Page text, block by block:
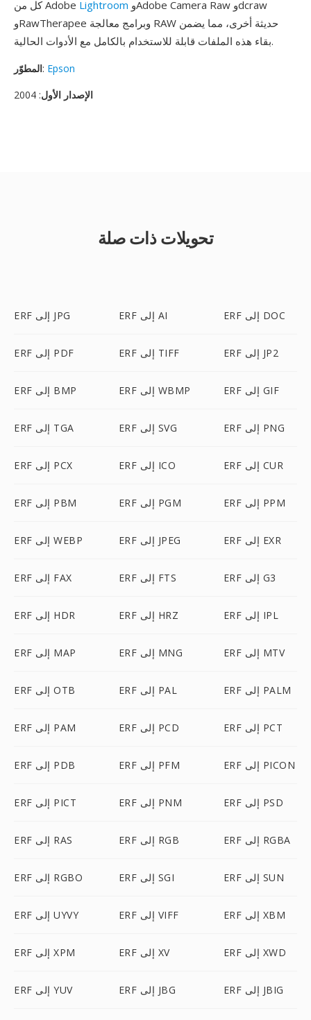
كل من Adobe Lightroom
وRawTherapee وبرامج معالجة RAW حديثة أخرى، مما يضمن
بقاء هذه الملفات قابلة للاستخدام بالكامل مع الأدوات الحالية.
المطوّر: Epson
الإصدار الأول: 2004
تحويلات ذات صلة
ERF إلى JPG ERF إلى AI ERF إلى DOC
ERF إلى PDF ERF إلى TIFF ERF إلى JP2
ERF إلى BMP ERF إلى WBMP ERF إلى GIF
ERF إلى TGA ERF إلى SVG ERF إلى PNG
ERF إلى PCX ERF إلى ICO ERF إلى CUR
ERF إلى PBM ERF إلى PGM ERF إلى PPM
ERF إلى WEBP ERF إلى JPEG ERF إلى EXR
ERF إلى FAX ERF إلى FTS ERF إلى G3
ERF إلى HDR ERF إلى HRZ ERF إلى IPL
ERF إلى MAP ERF إلى MNG ERF إلى MTV
ERF إلى OTB ERF إلى PAL ERF إلى PALM
ERF إلى PAM ERF إلى PCD ERF إلى PCT
ERF إلى PDB ERF إلى PFM ERF إلى PICON
ERF إلى PICT ERF إلى PNM ERF إلى PSD
ERF إلى RAS ERF إلى RGB ERF إلى RGBA
ERF إلى RGBO ERF إلى SGI ERF إلى SUN
ERF إلى UYVY ERF إلى VIFF ERF إلى XBM
ERF إلى XPM ERF إلى XV ERF إلى XWD
ERF إلى YUV ERF إلى JBG ERF إلى JBIG